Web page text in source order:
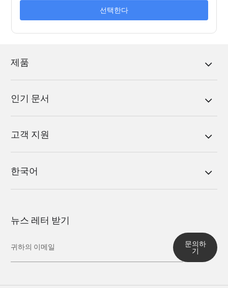
선택한다
제품
인기 문서
고객 지원
한국어
뉴스 레터 받기
문의하
기